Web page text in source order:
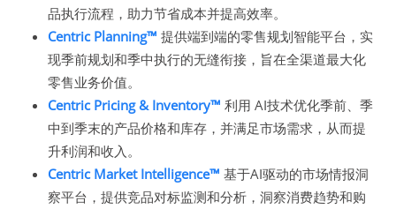
品执行流程，助力节省成本并提高效率。
Centric Planning™ 提供端到端的零售规划智能平台，实
现季前规划和季中执行的无缝衔接，旨在全渠道最大化
零售业务价值。
Centric Pricing & Inventory™ 利用 AI技术优化季前、季
中到季末的产品价格和库存，并满足市场需求，从而提
升利润和收入。
Centric Market Intelligence™ 基于AI驱动的市场情报洞
察平台，提供竞品对标监测和分析，洞察消费趋势和购